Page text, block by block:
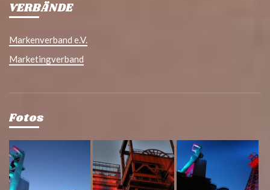
VERBÄNDE
Markenverband e.V.
Marketingverband
Fotos